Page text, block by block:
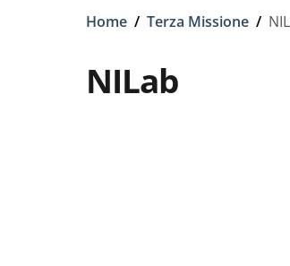
Briciole di pane
Home / Terza Missione /
NILab